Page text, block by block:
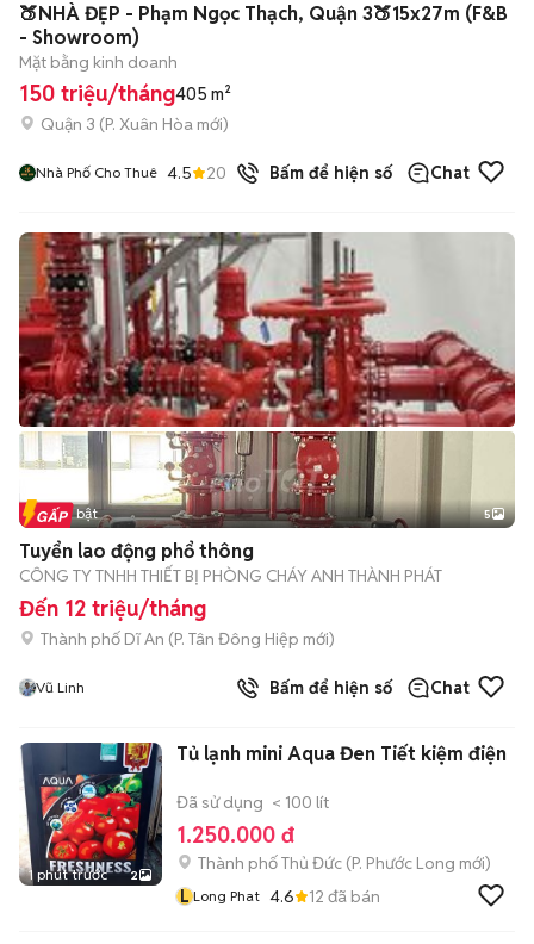
🍑NHÀ ĐẸP - Phạm Ngọc Thạch, Quận 3🍑15x27m (F&B
- Showroom)
Mặt bằng kinh doanh
150 triệu/tháng405 m²
Quận 3 (P. Xuân Hòa mới)
Nhà Phố Cho Thuê 4.5 20 đã bánBấm để hiện số Chat
Tin nổi bật 5
Tuyển lao động phổ thông
CÔNG TY TNHH THIẾT BỊ PHÒNG CHÁY ANH THÀNH PHÁT
Đến 12 triệu/tháng
Thành phố Dĩ An (P. Tân Đông Hiệp mới)
Vũ Linh Bấm để hiện số Chat
1 phút trước 2
Tủ lạnh mini Aqua Đen Tiết kiệm điện
Đã sử dụng < 100 lít
1.250.000 đ
Thành phố Thủ Đức (P. Phước Long mới)
L Long Phat 4.6 12 đã bán